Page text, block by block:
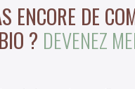
ENCORE DE
? DEVENEZ